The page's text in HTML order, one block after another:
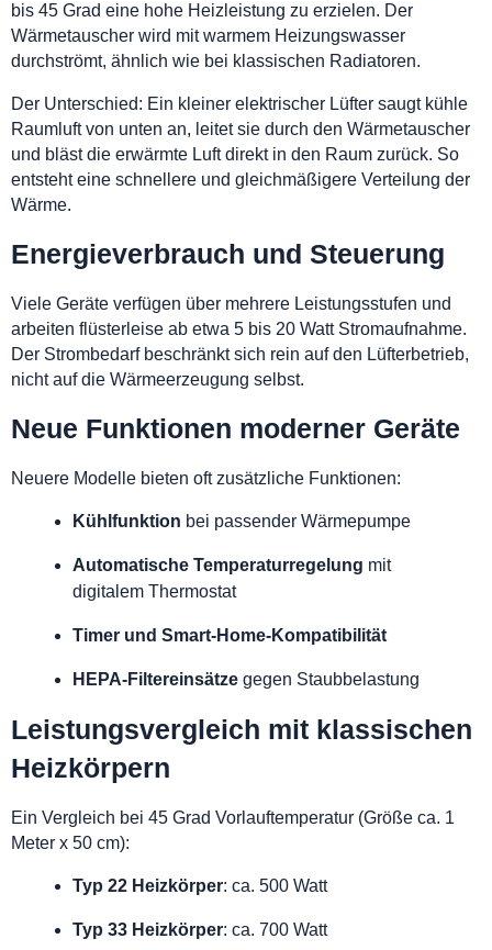
bis 45 Grad eine hohe Heizleistung zu erzielen. Der
Wärmetauscher wird mit warmem Heizungswasser
durchströmt, ähnlich wie bei klassischen Radiatoren.
Der Unterschied: Ein kleiner elektrischer Lüfter saugt kühle
Raumluft von unten an, leitet sie durch den Wärmetauscher
und bläst die erwärmte Luft direkt in den Raum zurück. So
entsteht eine schnellere und gleichmäßigere Verteilung der
Wärme.
Energieverbrauch und Steuerung
Viele Geräte verfügen über mehrere Leistungsstufen und
arbeiten flüsterleise ab etwa 5 bis 20 Watt Stromaufnahme.
Der Strombedarf beschränkt sich rein auf den Lüfterbetrieb,
nicht auf die Wärmeerzeugung selbst.
Neue Funktionen moderner Geräte
Neuere Modelle bieten oft zusätzliche Funktionen:
Kühlfunktion bei passender Wärmepumpe
Automatische Temperaturregelung mit
digitalem Thermostat
Timer und Smart-Home-Kompatibilität
HEPA-Filtereinsätze gegen Staubbelastung
Leistungsvergleich mit klassischen
Heizkörpern
Ein Vergleich bei 45 Grad Vorlauftemperatur (Größe ca. 1
Meter x 50 cm):
Typ 22 Heizkörper: ca. 500 Watt
Typ 33 Heizkörper: ca. 700 Watt